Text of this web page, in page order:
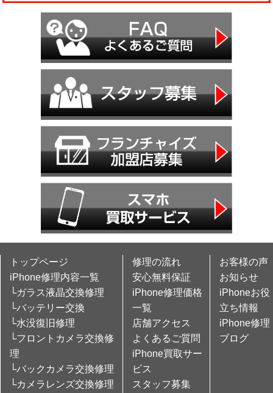
トップページ
iPhone修理内容一覧
└ガラス液晶交換修理
└バッテリー交換
└水没復旧修理
└フロントカメラ交換修
理
└バックカメラ交換修理
└カメラレンズ交換修理
修理の流れ
安心無料保証
iPhone修理価格
一覧
店舗アクセス
よくあるご質問
iPhone買取サー
ビス
スタッフ募集
お客様の声
お知らせ
iPhoneお役
立ち情報
iPhone修理
ブログ